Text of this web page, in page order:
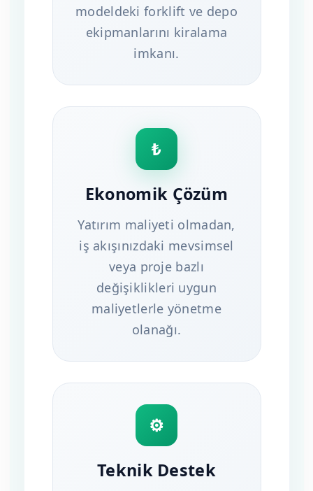
modeldeki forklift ve depo
ekipmanlarını kiralama
imkanı.
₺
Ekonomik Çözüm
Yatırım maliyeti olmadan,
iş akışınızdaki mevsimsel
veya proje bazlı
değişiklikleri uygun
maliyetlerle yönetme
olanağı.
⚙
Teknik Destek